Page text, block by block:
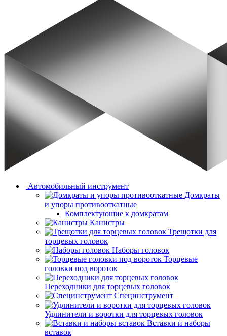
Автомобильный инструмент
Домкраты
и упоры противооткатные
Комплектующие к домкратам
Канистры
Трещотки для
торцевых головок
Наборы головок
Торцевые
головки под вороток
Переходники для торцевых головок
Специнструмент
Удлинители и воротки для торцевых головок
Вставки и наборы
вставок